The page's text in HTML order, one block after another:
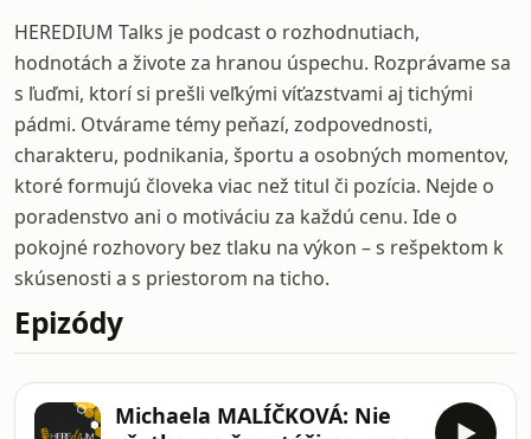
HEREDIUM Talks je podcast o rozhodnutiach,
hodnotách a živote za hranou úspechu. Rozprávame sa
s ľuďmi, ktorí si prešli veľkými víťazstvami aj tichými
pádmi. Otvárame témy peňazí, zodpovednosti,
charakteru, podnikania, športu a osobných momentov,
ktoré formujú človeka viac než titul či pozícia. Nejde o
poradenstvo ani o motiváciu za každú cenu. Ide o
pokojné rozhovory bez tlaku na výkon – s rešpektom k
skúsenosti a s priestorom na ticho.
Epizódy
Michaela MALÍČKOVÁ: Nie